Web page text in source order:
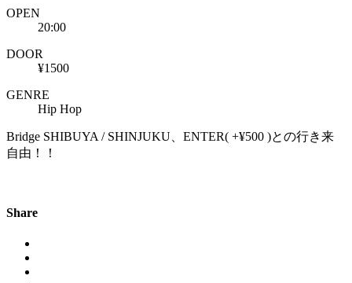
OPEN
20:00
DOOR
¥1500
GENRE
Hip Hop
Bridge SHIBUYA / SHINJUKU、ENTER( +¥500 )との行き来
自由！！
Share